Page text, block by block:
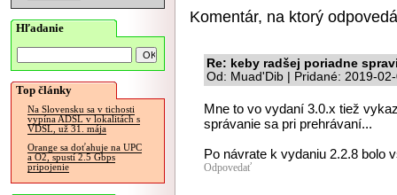
Hľadanie
Top články
Na Slovensku sa v tichosti
vypína ADSL v lokalitách s
VDSL, už 31. mája
Orange sa doťahuje na UPC
a O2, spustí 2.5 Gbps
pripojenie
Komentár, na ktorý
Re: keby radšej poriadne
Od: Muad'Dib | Pridané: 2019-
Mne to vo vydaní 3.0.x tiež
správanie sa pri prehrávaní...
Po návrate k vydaniu 2.2.8 bolo
Odpovedať